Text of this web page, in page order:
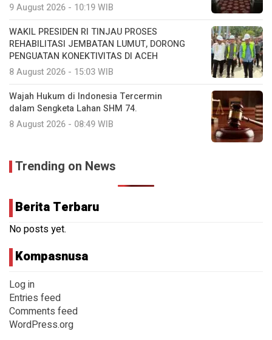
9 August 2026 - 10:19 WIB
WAKIL PRESIDEN RI TINJAU PROSES
REHABILITASI JEMBATAN LUMUT, DORONG
PENGUATAN KONEKTIVITAS DI ACEH
8 August 2026 - 15:03 WIB
Wajah Hukum di Indonesia Tercermin
dalam Sengketa Lahan SHM 74.
8 August 2026 - 08:49 WIB
Trending on News
Berita Terbaru
No posts yet.
Kompasnusa
Log in
Entries feed
Comments feed
WordPress.org